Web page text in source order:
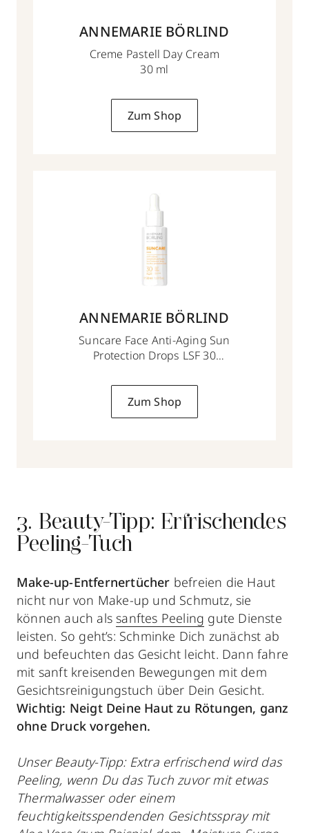
ANNEMARIE BÖRLIND
Creme Pastell Day Cream
30 ml
Zum Shop
ANNEMARIE BÖRLIND
Suncare Face Anti-Aging Sun
Protection Drops LSF 30
Zum Shop
3. Beauty-Tipp: Erfrischendes
Peeling-Tuch
Make-up-Entfernertücher befreien die Haut
nicht nur von Make-up und Schmutz, sie
können auch als sanftes Peeling gute Dienste
leisten. So geht’s: Schminke Dich zunächst ab
und befeuchten das Gesicht leicht. Dann fahre
mit sanft kreisenden Bewegungen mit dem
Gesichtsreinigungstuch über Dein Gesicht.
Wichtig: Neigt Deine Haut zu Rötungen, ganz
ohne Druck vorgehen.
Unser Beauty-Tipp: Extra erfrischend wird das
Peeling, wenn Du das Tuch zuvor mit etwas
Thermalwasser oder einem
feuchtigkeitsspendenden Gesichtsspray mit